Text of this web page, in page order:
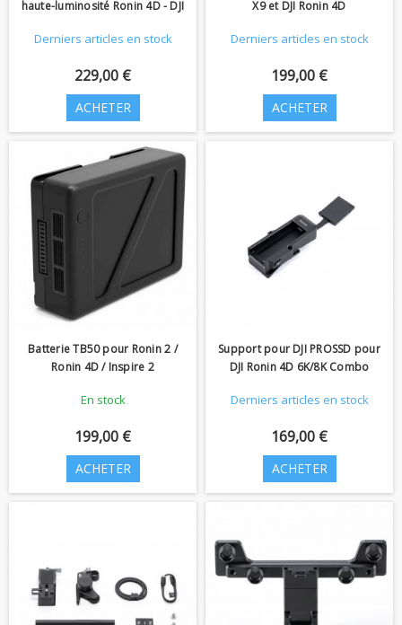
haute-luminosité Ronin 4D - DJI
Derniers articles en stock
229,00 €
ACHETER
X9 et DJI Ronin 4D
Derniers articles en stock
199,00 €
ACHETER
Batterie TB50 pour Ronin 2 /
Ronin 4D / Inspire 2
En stock
199,00 €
ACHETER
Support pour DJI PROSSD pour
DJI Ronin 4D 6K/8K Combo
Derniers articles en stock
169,00 €
ACHETER